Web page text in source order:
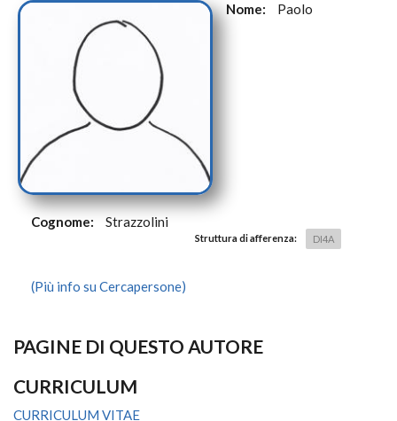
Nome: Paolo
Cognome: Strazzolini
Struttura di afferenza: DI4A
(Più info su Cercapersone)
PAGINE DI QUESTO AUTORE
CURRICULUM
CURRICULUM VITAE